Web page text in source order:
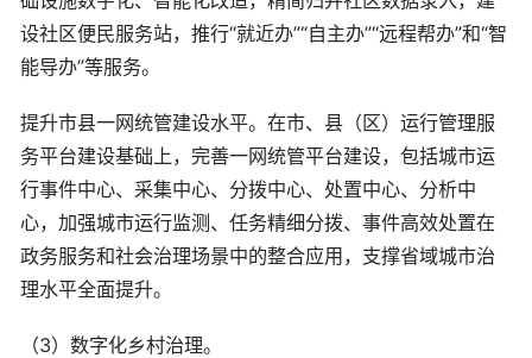
设社区便民服务站，推行“就近办”“自主办”“远程帮办”和“智
能导办”等服务。
提升市县一网统管建设水平。在市、县（区）运行管理服
务平台建设基础上，完善一网统管平台建设，包括城市运
行事件中心、采集中心、分拨中心、处置中心、分析中
心，加强城市运行监测、任务精细分拨、事件高效处置在
政务服务和社会治理场景中的整合应用，支撑省域城市治
理水平全面提升。
（3）数字化乡村治理。